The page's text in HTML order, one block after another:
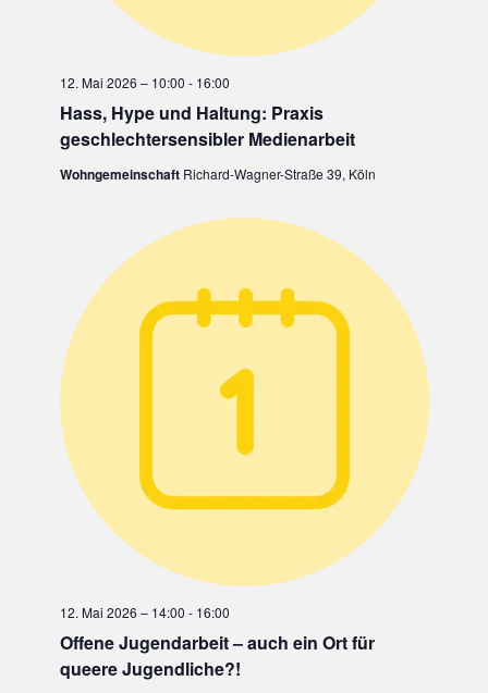
Hass, Hype und Haltung: Praxis
geschlechtersensibler Medienarbeit
12. Mai 2026 – 10:00 - 16:00
Wohngemeinschaft Richard-Wagner-Straße 39, Köln
Offene Jugendarbeit – auch ein Ort für
queere Jugendliche?!
12. Mai 2026 – 14:00 - 16:00